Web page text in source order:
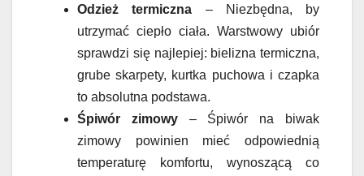
Odzież termiczna – Niezbędna, by
utrzymać ciepło ciała. Warstwowy ubiór
sprawdzi się najlepiej: bielizna termiczna,
grube skarpety, kurtka puchowa i czapka
to absolutna podstawa.
Śpiwór zimowy– Śpiwór na biwak
zimowy powinien mieć odpowiednią
temperaturę komfortu, wynoszącą co